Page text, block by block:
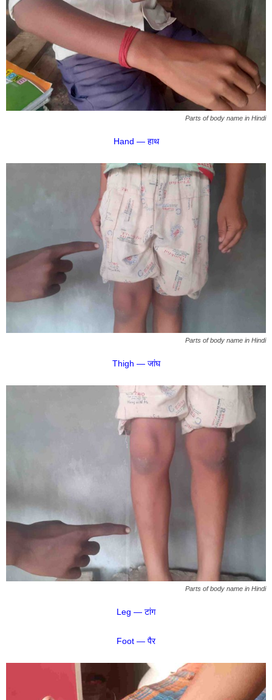
Parts of body name in Hindi
Hand — हाथ
Parts of body name in Hindi
Thigh — जांघ
Parts of body name in Hindi
Leg — टांग
Foot — पैर